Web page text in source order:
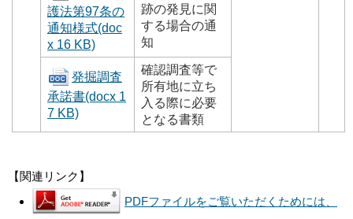
護法第97条の
通知様式(doc
x 16 KB)
跡の発見に関
する場合の通
知
発掘調査
承諾書(docx 1
7 KB)
確認調査等で
所有地に立ち
入る際に必要
となる書類
【関連リンク】
PDFファイルをご覧いただくためには、